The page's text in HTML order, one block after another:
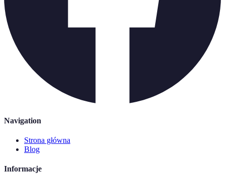
Navigation
Strona główna
Blog
Informacje